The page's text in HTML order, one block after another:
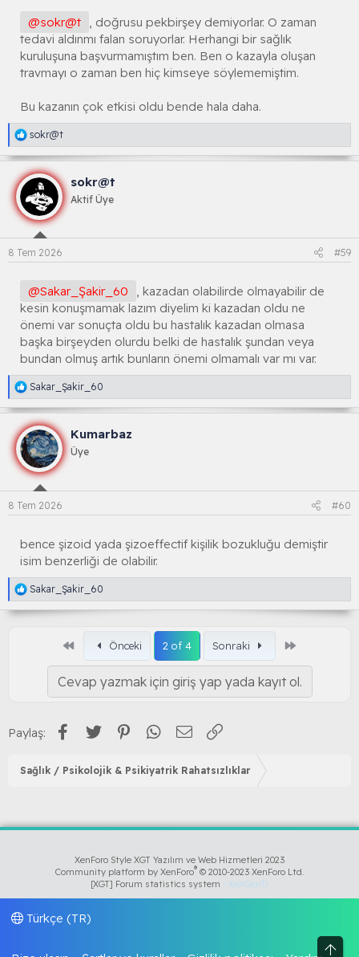
:
@sokr@t
, doğrusu pekbirşey demiyorlar. O zaman
tedavi aldınmı falan soruyorlar. Herhangi bir sağlık
kuruluşuna başvurmamıştım ben. Ben o kazayla oluşan
travmayı o zaman ben hiç kimseye söylememiştim.
Bu kazanın çok etkisi oldu bende hala daha.
R
e
a
k
s
i
y
o
n
l
a
:
sokr@t
sokr@t
Aktif Üye
8 Tem 2026 #59
@Sakar_Şakir_60
, kazadan olabilirde olmayabilir de
kesin konuşmamak lazım diyelim ki kazadan oldu ne
önemi var sonuçta oldu bu hastalık kazadan olmasa
başka birşeyden olurdu belki de hastalık şundan veya
bundan olmuş artık bunların önemi olmamalı var mı var.
R
e
a
k
s
i
y
o
n
l
a
:
Sakar_Şakir_60
Kumarbaz
Üye
8 Tem 2026 #60
bence şizoid yada şizoeffectif kişilik bozukluğu demiştir
isim benzerliği de olabilir.
R
e
a
r
Sakar_Şakir_60
Birinci Önceki 2 of 4 Sonraki
Cevap yazmak için giriş yap yada kayıt ol.
Paylaş: Facebook
Twitter PinterestWhatsApp
E-posta
Sağlık / Psikolojik & Psikiyatrik Rahatsızlıklar
Üst
XenForo Style XGT Yazılım ve Web Hizmetleri 2023
Community platform by XenForo® © 2010-2023 XenForo Ltd.
[XGT] Forum statistics system - XenGenTr
Türkçe (TR)